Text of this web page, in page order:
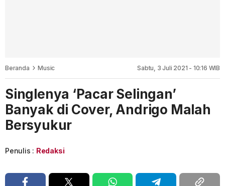
Beranda Music Sabtu, 3 Juli 2021 - 10:16 WIB
Singlenya ‘Pacar Selingan’
Banyak di Cover, Andrigo Malah
Bersyukur
Penulis : Redaksi